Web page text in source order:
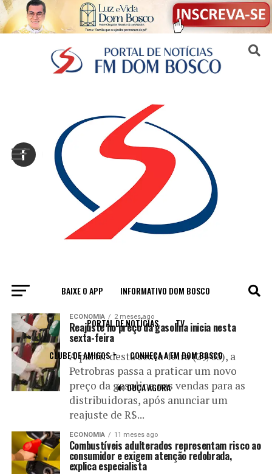
BAIXE O APP INFORMATIVO DOM BOSCO
PORTAL DE NOTÍCIAS TV
CLUBE DE AMIGOS CONHEÇA A FM DOM BOSCO
🔊 OUÇA AGORA
All posts tagged "gasolina"
ECONOMIA 2 meses ago
Reajuste no preço da gasolina inicia nesta
sexta-feira
A partir desta sexta-feira (29/05), a
Petrobras passa a praticar um novo
preço da gasolina nas vendas para as
distribuidoras, após anunciar um
reajuste de R$...
ECONOMIA 11 meses ago
Combustíveis adulterados representam risco ao
consumidor e exigem atenção redobrada,
explica especialista
Sair da versão mobile